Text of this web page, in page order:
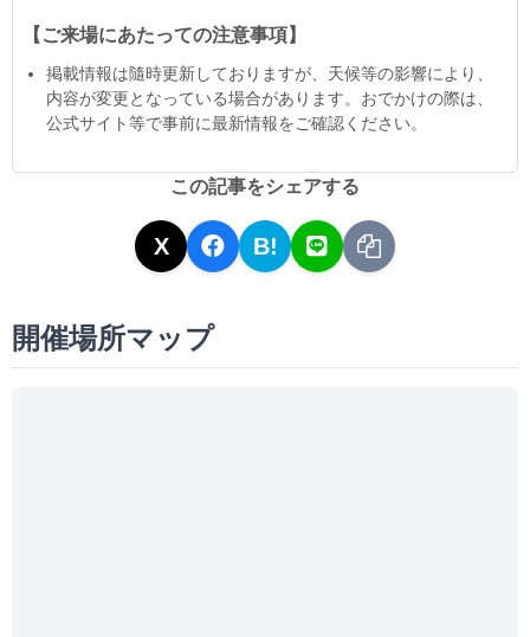
【ご来場にあたっての注意事項】
掲載情報は隨時更新しておりますが、天候等の影響により、
内容が変更となっている場合があります。おでかけの際は、
公式サイト等で事前に最新情報をご確認ください。
この記事をシェアする
X B!
開催場所マップ